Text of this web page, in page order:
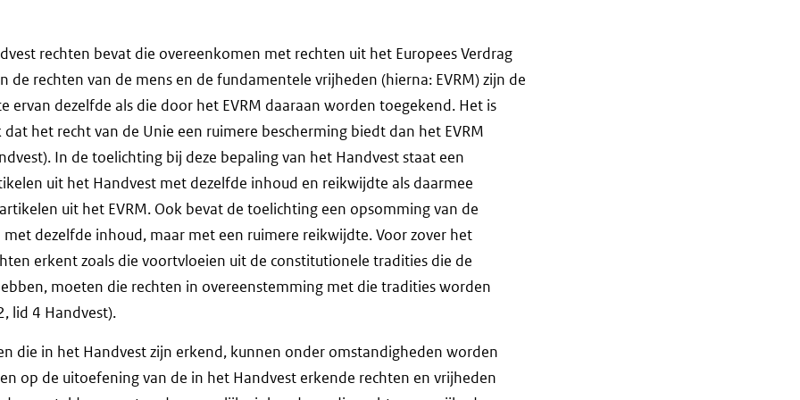
rechten bevat die overeenkomen met rechten uit het Europees Verdrag
de rechten van de mens en de fundamentele vrijheden (hierna: EVRM) zijn de
ervan dezelfde als die door het EVRM daaraan worden toegekend. Het is
het recht van de Unie een ruimere bescherming biedt dan het EVRM
In de toelichting bij deze bepaling van het Handvest staat een
uit het Handvest met dezelfde inhoud en reikwijdte als daarmee
uit het EVRM. Ook bevat de toelichting een opsomming van de
dezelfde inhoud, maar met een ruimere reikwijdte. Voor zover het
erkent zoals die voortvloeien uit de constitutionele tradities die de
moeten die rechten in overeenstemming met die tradities worden
lid 4 Handvest).
die in het Handvest zijn erkend, kunnen onder omstandigheden worden
op de uitoefening van de in het Handvest erkende rechten en vrijheden